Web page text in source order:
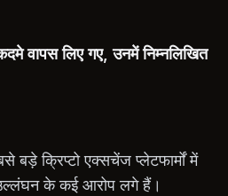
वापस लिए गए, उनमें निम्नलिखित
बड़े क्रिप्टो एक्सचेंज प्लेटफार्मों में
के कई आरोप लगे हैं।